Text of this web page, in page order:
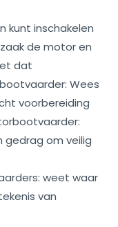
kunt inschakelen
de motor en
dat
Wees
voorbereiding
gedrag om veilig
weet waar
van